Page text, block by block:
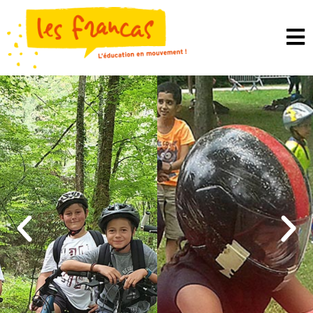
Panneau de gestion des cookies